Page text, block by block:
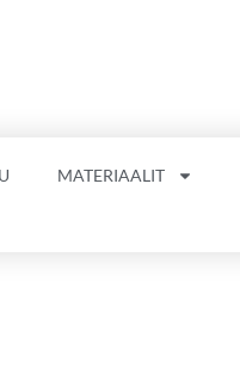
MATERIAALIT